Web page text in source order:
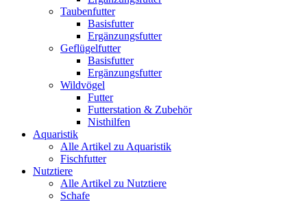
Taubenfutter
Basisfutter
Ergänzungsfutter
Geflügelfutter
Basisfutter
Ergänzungsfutter
Wildvögel
Futter
Futterstation & Zubehör
Nisthilfen
Aquaristik
Alle Artikel zu Aquaristik
Fischfutter
Nutztiere
Alle Artikel zu Nutztiere
Schafe